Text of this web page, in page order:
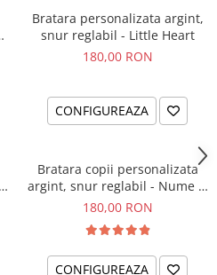
Bratara personalizata argint,
snur reglabil - Little Heart
180,00 RON
CONFIGUREAZA
Bratara copii personalizata
argint, snur reglabil - Nume &
Simbol
180,00 RON
CONFIGUREAZA